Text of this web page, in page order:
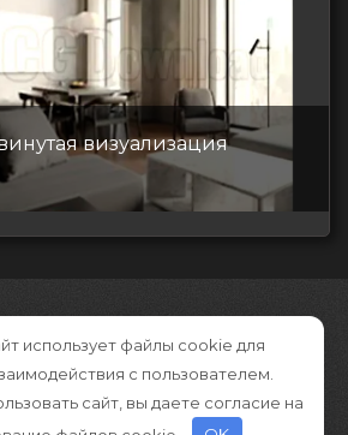
визуализация
использует файлы cookie для
с пользователем.
сайт, вы даете согласие на